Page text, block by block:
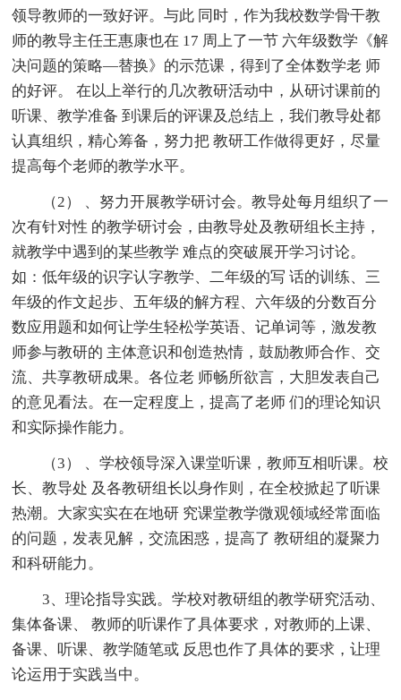
领导教师的一致好评。与此 同时，作为我校数学骨干教
师的教导主任王惠康也在 17 周上了一节 六年级数学《解
决问题的策略—替换》的示范课，得到了全体数学老 师
的好评。 在以上举行的几次教研活动中，从研讨课前的
听课、教学准备 到课后的评课及总结上，我们教导处都
认真组织，精心筹备，努力把 教研工作做得更好，尽量
提高每个老师的教学水平。
（2） 、努力开展教学研讨会。教导处每月组织了一
次有针对性 的教学研讨会，由教导处及教研组长主持，
就教学中遇到的某些教学 难点的突破展开学习讨论。
如：低年级的识字认字教学、二年级的写 话的训练、三
年级的作文起步、五年级的解方程、六年级的分数百分
数应用题和如何让学生轻松学英语、记单词等，激发教
师参与教研的 主体意识和创造热情，鼓励教师合作、交
流、共享教研成果。各位老 师畅所欲言，大胆发表自己
的意见看法。在一定程度上，提高了老师 们的理论知识
和实际操作能力。
（3） 、学校领导深入课堂听课，教师互相听课。校
长、教导处 及各教研组长以身作则，在全校掀起了听课
热潮。大家实实在在地研 究课堂教学微观领域经常面临
的问题，发表见解，交流困惑，提高了 教研组的凝聚力
和科研能力。
3、理论指导实践。学校对教研组的教学研究活动、
集体备课、 教师的听课作了具体要求，对教师的上课、
备课、听课、教学随笔或 反思也作了具体的要求，让理
论运用于实践当中。